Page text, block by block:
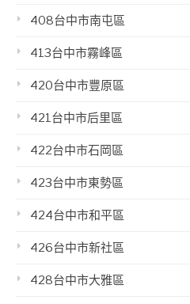
408台中市南屯區
413台中市霧峰區
420台中市豐原區
421台中市后里區
422台中市石岡區
423台中市東勢區
424台中市和平區
426台中市新社區
428台中市大雅區